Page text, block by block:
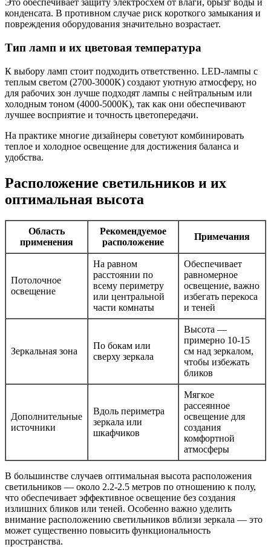
Это обеспечивает защиту электросхем от влаги, брызг воды и
конденсата. В противном случае риск короткого замыкания и
повреждения оборудования значительно возрастает.
Тип ламп и их цветовая температура
К выбору ламп стоит подходить ответственно. LED-лампы с
теплым светом (2700-3000K) создают уютную атмосферу, но
для рабочих зон лучше подходят лампы с нейтральным или
холодным тоном (4000-5000K), так как они обеспечивают
лучшее восприятие и точность цветопередачи.
На практике многие дизайнеры советуют комбинировать
теплое и холодное освещение для достижения баланса и
удобства.
Расположение светильников и их
оптимальная высота
Область
применения
Рекомендуемое
расположение
Примечания
Потолочное
освещение
На равном
расстоянии по
всему периметру
или центральной
части комнаты
Обеспечивает
равномерное
освещение, важно
избегать перекоса
и теней
Зеркальная зона
По бокам или
сверху зеркала
Высота —
примерно 10-15
см над зеркалом,
чтобы избежать
бликов
Дополнительные
источники
Вдоль периметра
зеркала или
шкафчиков
Мягкое
рассеянное
освещение для
создания
комфортной
атмосферы
В большинстве случаев оптимальная высота расположения
светильников — около 2.2-2.5 метров по отношению к полу,
что обеспечивает эффективное освещение без создания
излишних бликов или теней. Особенно важно уделить
внимание расположению светильников вблизи зеркала — это
может существенно повысить функциональность
пространства.